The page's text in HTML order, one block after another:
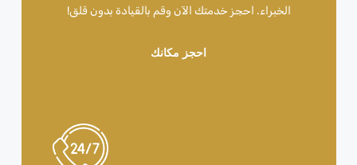
الخبراء. احجز خدمتك الآن وقم بالقيادة بدون قلق!
احجز مكانك